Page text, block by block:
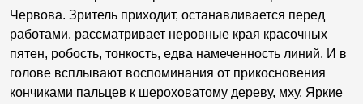
Червова. Зритель приходит, останавливается перед
работами, рассматривает неровные края красочных
пятен, робость, тонкость, едва намеченность линий. И в
голове всплывают воспоминания от прикосновения
кончиками пальцев к шероховатому дереву, мху. Яркие